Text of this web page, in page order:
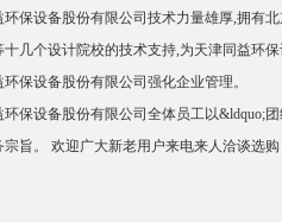
保设备股份有限公司技术力量雄厚,拥有
几个设计院校的技术支持,为天津同益环
保设备股份有限公司强化企业管理。
保设备股份有限公司全体员工以&ldquo;
宗旨。 欢迎广大新老用户来电来人洽谈选购